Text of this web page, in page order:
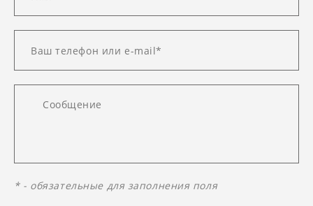
* - обязательные для заполнения поля